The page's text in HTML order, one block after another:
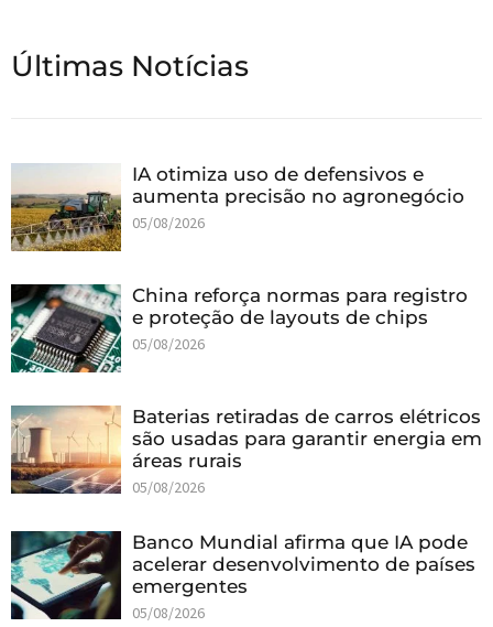
Últimas Notícias
IA otimiza uso de defensivos e
aumenta precisão no agronegócio
05/08/2026
China reforça normas para registro
e proteção de layouts de chips
05/08/2026
Baterias retiradas de carros elétricos
são usadas para garantir energia em
áreas rurais
05/08/2026
Banco Mundial afirma que IA pode
acelerar desenvolvimento de países
emergentes
05/08/2026